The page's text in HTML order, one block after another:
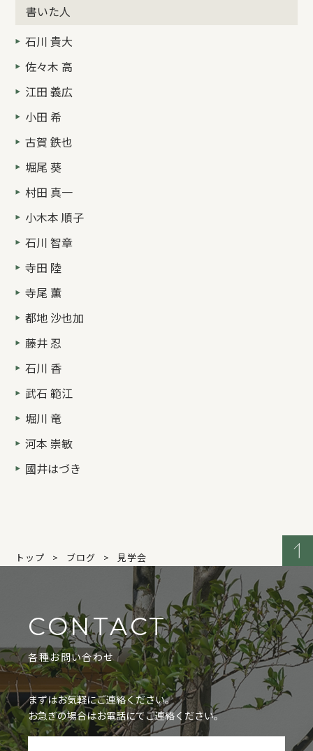
書いた人
石川 貴大
佐々木 高
江田 義広
小田 希
古賀 鉄也
堀尾 葵
村田 真一
小木本 順子
石川 智章
寺田 陸
寺尾 薫
都地 沙也加
藤井 忍
石川 香
武石 範江
堀川 竜
河本 崇敏
國井はづき
トップ ブログ 見学会
CONTACT
各種お問い合わせ
まずはお気軽にご連絡ください。
お急ぎの場合はお電話にてご連絡ください。